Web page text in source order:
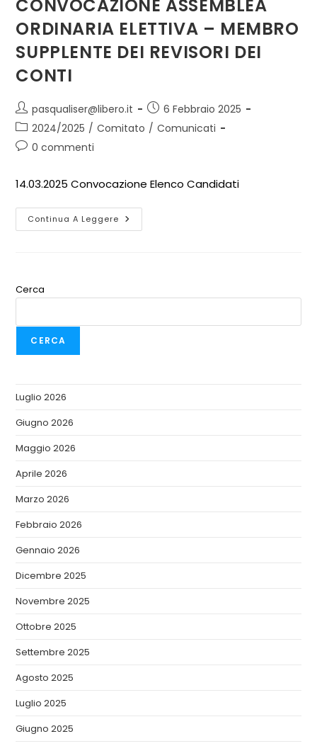
CONVOCAZIONE ASSEMBLEA
ORDINARIA ELETTIVA – MEMBRO
SUPPLENTE DEI REVISORI DEI
CONTI
pasqualiser@libero.it
6 Febbraio 2025
2024/2025 / Comitato / Comunicati
0 commenti
14.03.2025 Convocazione Elenco Candidati
Continua A Leggere
Cerca
CERCA
Luglio 2026
Giugno 2026
Maggio 2026
Aprile 2026
Marzo 2026
Febbraio 2026
Gennaio 2026
Dicembre 2025
Novembre 2025
Ottobre 2025
Settembre 2025
Agosto 2025
Luglio 2025
Giugno 2025